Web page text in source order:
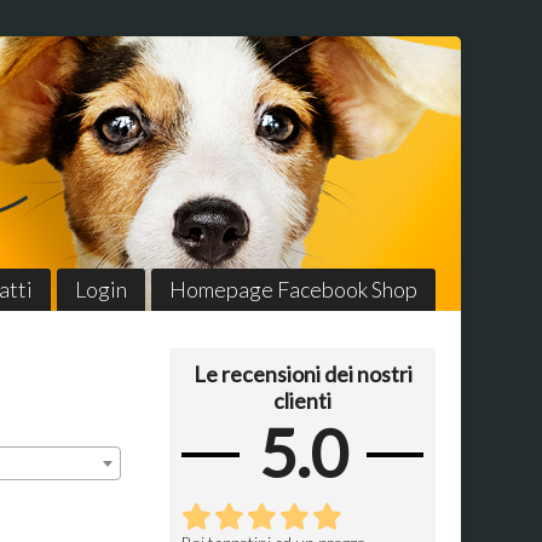
Login Homepage Facebook Shop
Le recensioni dei nostri
clienti
5.0